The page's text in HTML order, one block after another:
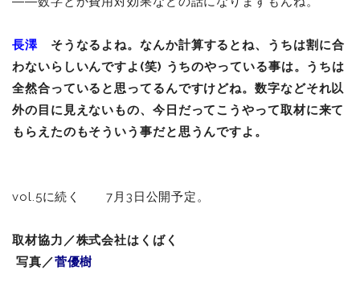
長澤
そうなるよね。なんか計算するとね、うちは割に合
わないらしいんですよ(笑) うちのやっている事は。うちは
全然合っていると思ってるんですけどね。数字などそれ以
外の目に見えないもの、今日だってこうやって取材に来て
もらえたのもそういう事だと思うんですよ。
vol.5に続く 7月3日公開予定。
取材協力／株式会社はくばく
写真／菅優樹